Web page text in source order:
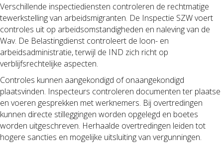
Verschillende inspectiediensten controleren de rechtmatige
tewerkstelling van arbeidsmigranten. De Inspectie SZW voert
controles uit op arbeidsomstandigheden en naleving van de
Wav. De Belastingdienst controleert de loon- en
arbeidsadministratie, terwijl de IND zich richt op
verblijfsrechtelijke aspecten.
Controles kunnen aangekondigd of onaangekondigd
plaatsvinden. Inspecteurs controleren documenten ter plaatse
en voeren gesprekken met werknemers. Bij overtredingen
kunnen directe stilleggingen worden opgelegd en boetes
worden uitgeschreven. Herhaalde overtredingen leiden tot
hogere sancties en mogelijke uitsluiting van vergunningen.